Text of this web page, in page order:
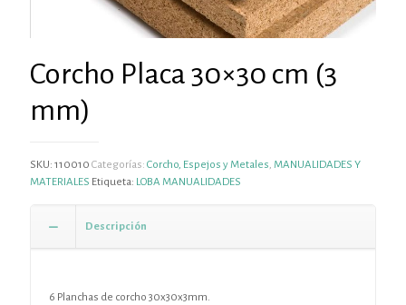
Corcho Placa 30×30 cm (3
mm)
SKU: 110010 Categorías: Corcho, Espejos y Metales, MANUALIDADES Y
MATERIALES Etiqueta: LOBA MANUALIDADES
Descripción
6 Planchas de corcho 30x30x3mm.